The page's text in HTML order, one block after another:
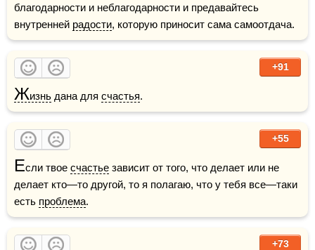
благодарности и неблагодарности и предавайтесь
внутренней радости, которую приносит сама самоотдача.
+91
Жизнь дана для счастья.
+55
Если твое счастье зависит от того, что делает или не
делает кто—то другой, то я полагаю, что у тебя все—таки
есть проблема.
+73